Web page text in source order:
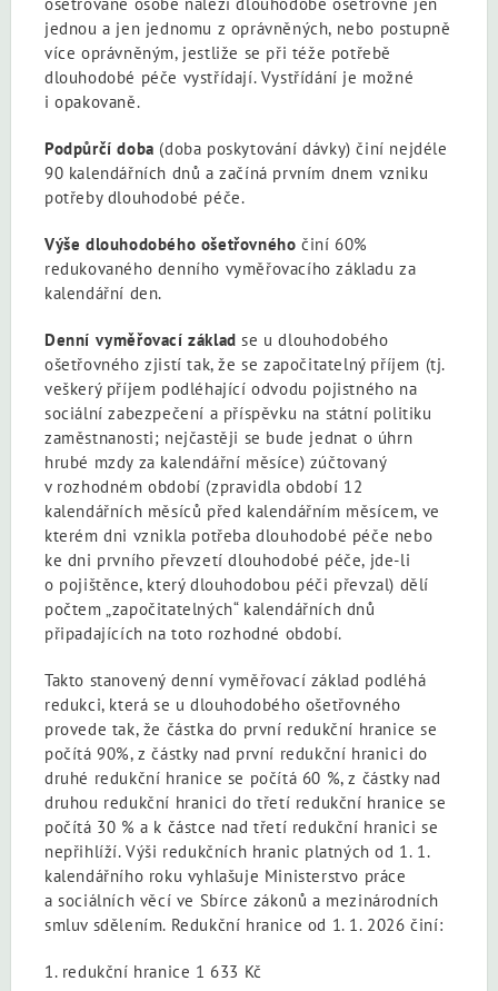
jednou a jen jednomu z oprávněných, nebo postupně
více oprávněným, jestliže se při téže potřebě
dlouhodobé péče vystřídají. Vystřídání je možné
i opakovaně.
Podpůrčí doba (doba poskytování dávky) činí nejdéle
90 kalendářních dnů a začíná prvním dnem vzniku
potřeby dlouhodobé péče.
Výše dlouhodobého ošetřovného činí 60%
redukovaného denního vyměřovacího základu za
kalendářní den.
Denní vyměřovací základ se u dlouhodobého
ošetřovného zjistí tak, že se započitatelný příjem (tj.
veškerý příjem podléhající odvodu pojistného na
sociální zabezpečení a příspěvku na státní politiku
zaměstnanosti; nejčastěji se bude jednat o úhrn
hrubé mzdy za kalendářní měsíce) zúčtovaný
v rozhodném období (zpravidla období 12
kalendářních měsíců před kalendářním měsícem, ve
kterém dni vznikla potřeba dlouhodobé péče nebo
ke dni prvního převzetí dlouhodobé péče, jde-li
o pojištěnce, který dlouhodobou péči převzal) dělí
počtem „započitatelných“ kalendářních dnů
připadajících na toto rozhodné období.
Takto stanovený denní vyměřovací základ podléhá
redukci, která se u dlouhodobého ošetřovného
provede tak, že částka do první redukční hranice se
počítá 90%, z částky nad první redukční hranici do
druhé redukční hranice se počítá 60 %, z částky nad
druhou redukční hranici do třetí redukční hranice se
počítá 30 % a k částce nad třetí redukční hranici se
nepřihlíží. Výši redukčních hranic platných od 1. 1.
kalendářního roku vyhlašuje Ministerstvo práce
a sociálních věcí ve Sbírce zákonů a mezinárodních
smluv sdělením. Redukční hranice od 1. 1. 2026 činí:
1. redukční hranice 1 633 Kč